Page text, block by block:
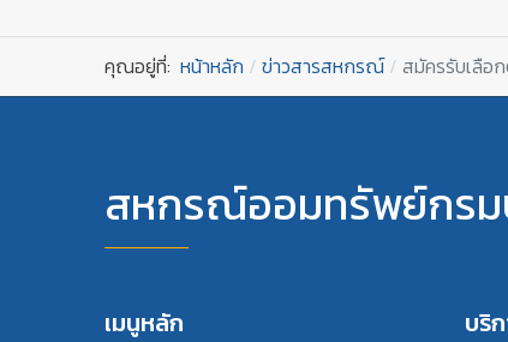
คุณอยู่ที่: หน้าหลัก ข่าวสารสหกรณ์ สมัครรับเลือ
สหกรณ์ออมทรัพย์กรม
เมนูหลัก บริ